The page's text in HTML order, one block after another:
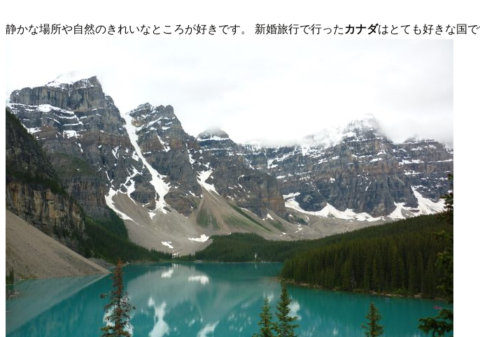
静かな場所や自然のきれいなところが好きです。 新婚旅行で行ったカナダはとても好きな国で